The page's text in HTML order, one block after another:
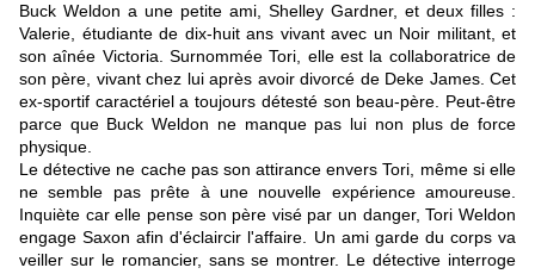
Buck Weldon a une petite ami, Shelley Gardner, et deux filles :
Valerie, étudiante de dix-huit ans vivant avec un Noir militant, et
son aînée Victoria. Surnommée Tori, elle est la collaboratrice de
son père, vivant chez lui après avoir divorcé de Deke James. Cet
ex-sportif caractériel a toujours détesté son beau-père. Peut-être
parce que Buck Weldon ne manque pas lui non plus de force
physique.
Le détective ne cache pas son attirance envers Tori, même si elle
ne semble pas prête à une nouvelle expérience amoureuse.
Inquiète car elle pense son père visé par un danger, Tori Weldon
engage Saxon afin d'éclaircir l'affaire. Un ami garde du corps va
veiller sur le romancier, sans se montrer. Le détective interroge